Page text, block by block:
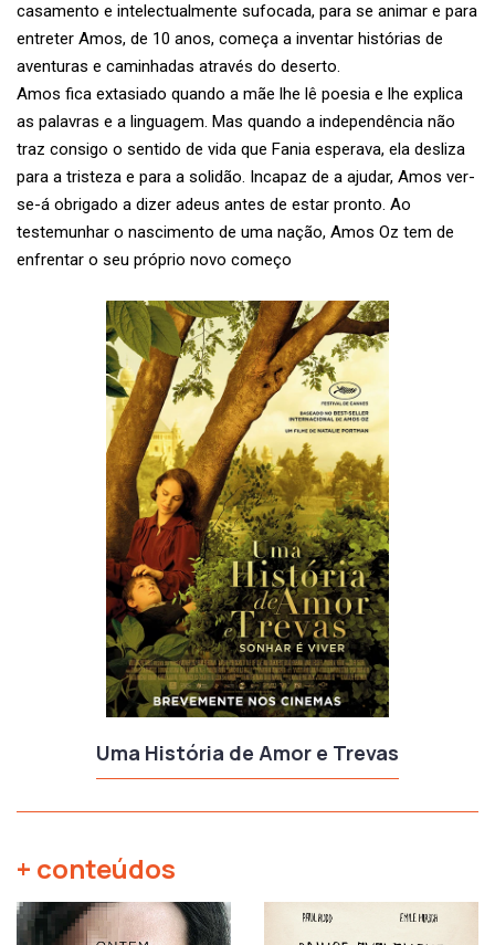
Uma História de Amor e Trevas
casamento e intelectualmente sufocada, para se animar e para
entreter Amos, de 10 anos, começa a inventar histórias de
aventuras e caminhadas através do deserto.
Amos fica extasiado quando a mãe lhe lê poesia e lhe explica
as palavras e a linguagem. Mas quando a independência não
traz consigo o sentido de vida que Fania esperava, ela desliza
para a tristeza e para a solidão. Incapaz de a ajudar, Amos ver-
se-á obrigado a dizer adeus antes de estar pronto. Ao
testemunhar o nascimento de uma nação, Amos Oz tem de
enfrentar o seu próprio novo começo
+ conteúdos